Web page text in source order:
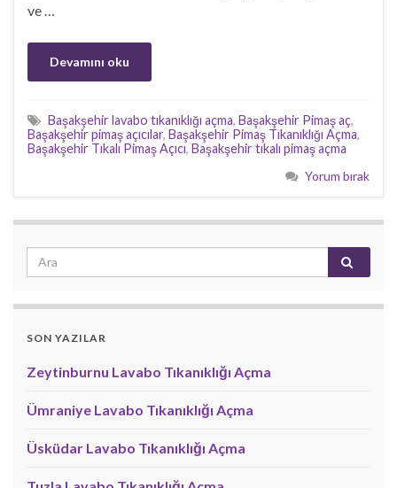
ve …
Devamını oku
Başakşehir lavabo tıkanıklığı açma, Başakşehir Pimaş aç,
Başakşehir pimaş açıcılar, Başakşehir Pimaş Tıkanıklığı Açma,
Başakşehir Tıkalı Pimaş Açıcı, Başakşehir tıkalı pimaş açma
Yorum bırak
SON YAZILAR
Zeytinburnu Lavabo Tıkanıklığı Açma
Ümraniye Lavabo Tıkanıklığı Açma
Üsküdar Lavabo Tıkanıklığı Açma